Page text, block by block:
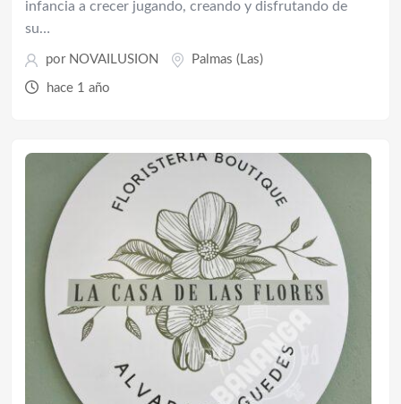
infancia a crecer jugando, creando y disfrutando de
su…
por NOVAILUSION Palmas (Las)
hace 1 año